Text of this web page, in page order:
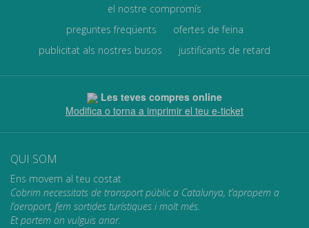
el nostre compromís
preguntes freqüents
ofertes de feina
publicitat als nostres busos
justificants de retard
Les teves compres online
Modifica o torna a imprimir el teu e-ticket
QUI SOM
Ens movem al teu costat
Cobrim necessitats de transport públic a Catalunya, t’apropem a
l’aeroport, fem sortides turístiques i molt més.
Et portem on vulguis anar.